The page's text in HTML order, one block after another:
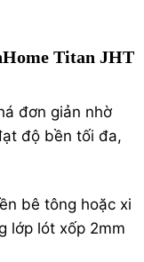
Titan JHT
đơn giản nhờ
độ bền tối đa,
bê tông hoặc xi
lớp lót xốp 2mm